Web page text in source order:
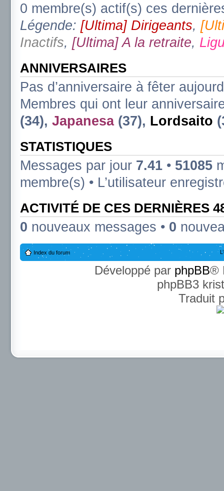
0 membre(s) actif(s) ces
Légende: [Ultima] Dirigeants,
Inactifs, [Ultima] A la retraite,
ANNIVERSAIRES
Pas d’anniversaire à fêter
Membres qui ont leur
(34), Japanesa(37), Lordsaito
STATISTIQUES
Messages par jour 7.41 • 51085
membre(s) • L’utilisateur
ACTIVITÉ DE CES DERNIÈRES
0 nouveaux messages • 0
Index du forum
Développé par phpBB®
phpBB3
Traduit